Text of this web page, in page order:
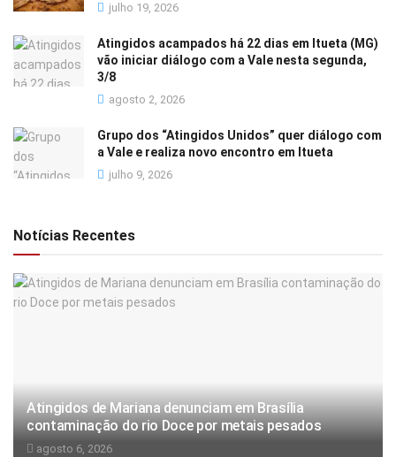
julho 19, 2026
Atingidos acampados há 22 dias em Itueta (MG)
vão iniciar diálogo com a Vale nesta segunda,
3/8
agosto 2, 2026
Grupo dos “Atingidos Unidos” quer diálogo com
a Vale e realiza novo encontro em Itueta
julho 9, 2026
Notícias Recentes
Atingidos de Mariana denunciam em Brasília
contaminação do rio Doce por metais pesados
agosto 6, 2026